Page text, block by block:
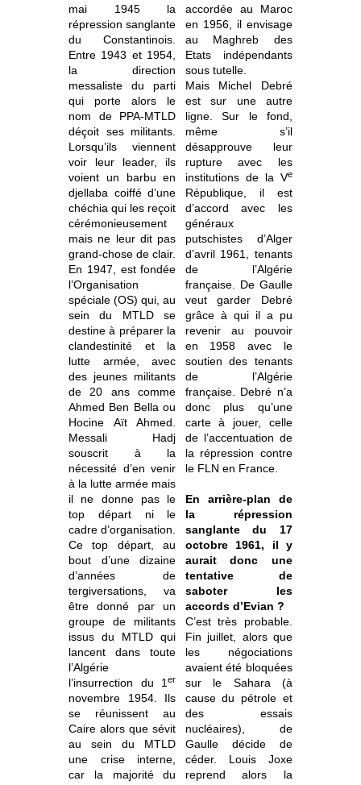
mai 1945 la
répression sanglante
du Constantinois.
Entre 1943 et 1954,
la direction
messaliste du parti
qui porte alors le
nom de PPA-MTLD
déçoit ses militants.
Lorsqu’ils viennent
voir leur leader, ils
voient un barbu en
djellaba coiffé d’une
chéchia qui les reçoit
cérémonieusement
mais ne leur dit pas
grand-chose de clair.
En 1947, est fondée
l’Organisation
spéciale (OS) qui, au
sein du MTLD se
destine à préparer la
clandestinité et la
lutte armée, avec
des jeunes militants
de 20 ans comme
Ahmed Ben Bella ou
Hocine Aït Ahmed.
Messali Hadj
souscrit à la
nécessité d’en venir
à la lutte armée mais
il ne donne pas le
top départ ni le
cadre d’organisation.
Ce top départ, au
bout d’une dizaine
d’années de
tergiversations, va
être donné par un
groupe de militants
issus du MTLD qui
lancent dans toute
l’Algérie
l’insurrection du 1er
novembre 1954. Ils
se réunissent au
Caire alors que sévit
au sein du MTLD
une crise interne,
car la majorité du
accordée au Maroc
en 1956, il envisage
au Maghreb des
Etats indépendants
sous tutelle.
Mais Michel Debré
est sur une autre
ligne. Sur le fond,
même s’il
désapprouve leur
rupture avec les
institutions de la Ve
République, il est
d’accord avec les
généraux
putschistes d’Alger
d’avril 1961, tenants
de l’Algérie
française. De Gaulle
veut garder Debré
grâce à qui il a pu
revenir au pouvoir
en 1958 avec le
soutien des tenants
de l’Algérie
française. Debré n’a
donc plus qu’une
carte à jouer, celle
de l’accentuation de
la répression contre
le FLN en France.
En arrière-plan de
la répression
sanglante du 17
octobre 1961, il y
aurait donc une
tentative de
saboter les
accords d’Evian ?
C’est très probable.
Fin juillet, alors que
les négociations
avaient été bloquées
sur le Sahara (à
cause du pétrole et
des essais
nucléaires), de
Gaulle décide de
céder. Louis Joxe
reprend alors la